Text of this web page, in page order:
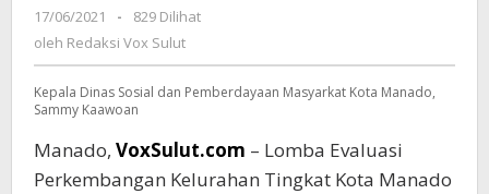
17/06/2021
oleh
Redaksi
-
829 Dilihat
oleh Redaksi Vox Sulut
Kepala Dinas Sosial dan Pemberdayaan Masyarkat Kota Manado,
Sammy Kaawoan
Manado, VoxSulut.com – Lomba Evaluasi
Perkembangan Kelurahan Tingkat Kota Manado